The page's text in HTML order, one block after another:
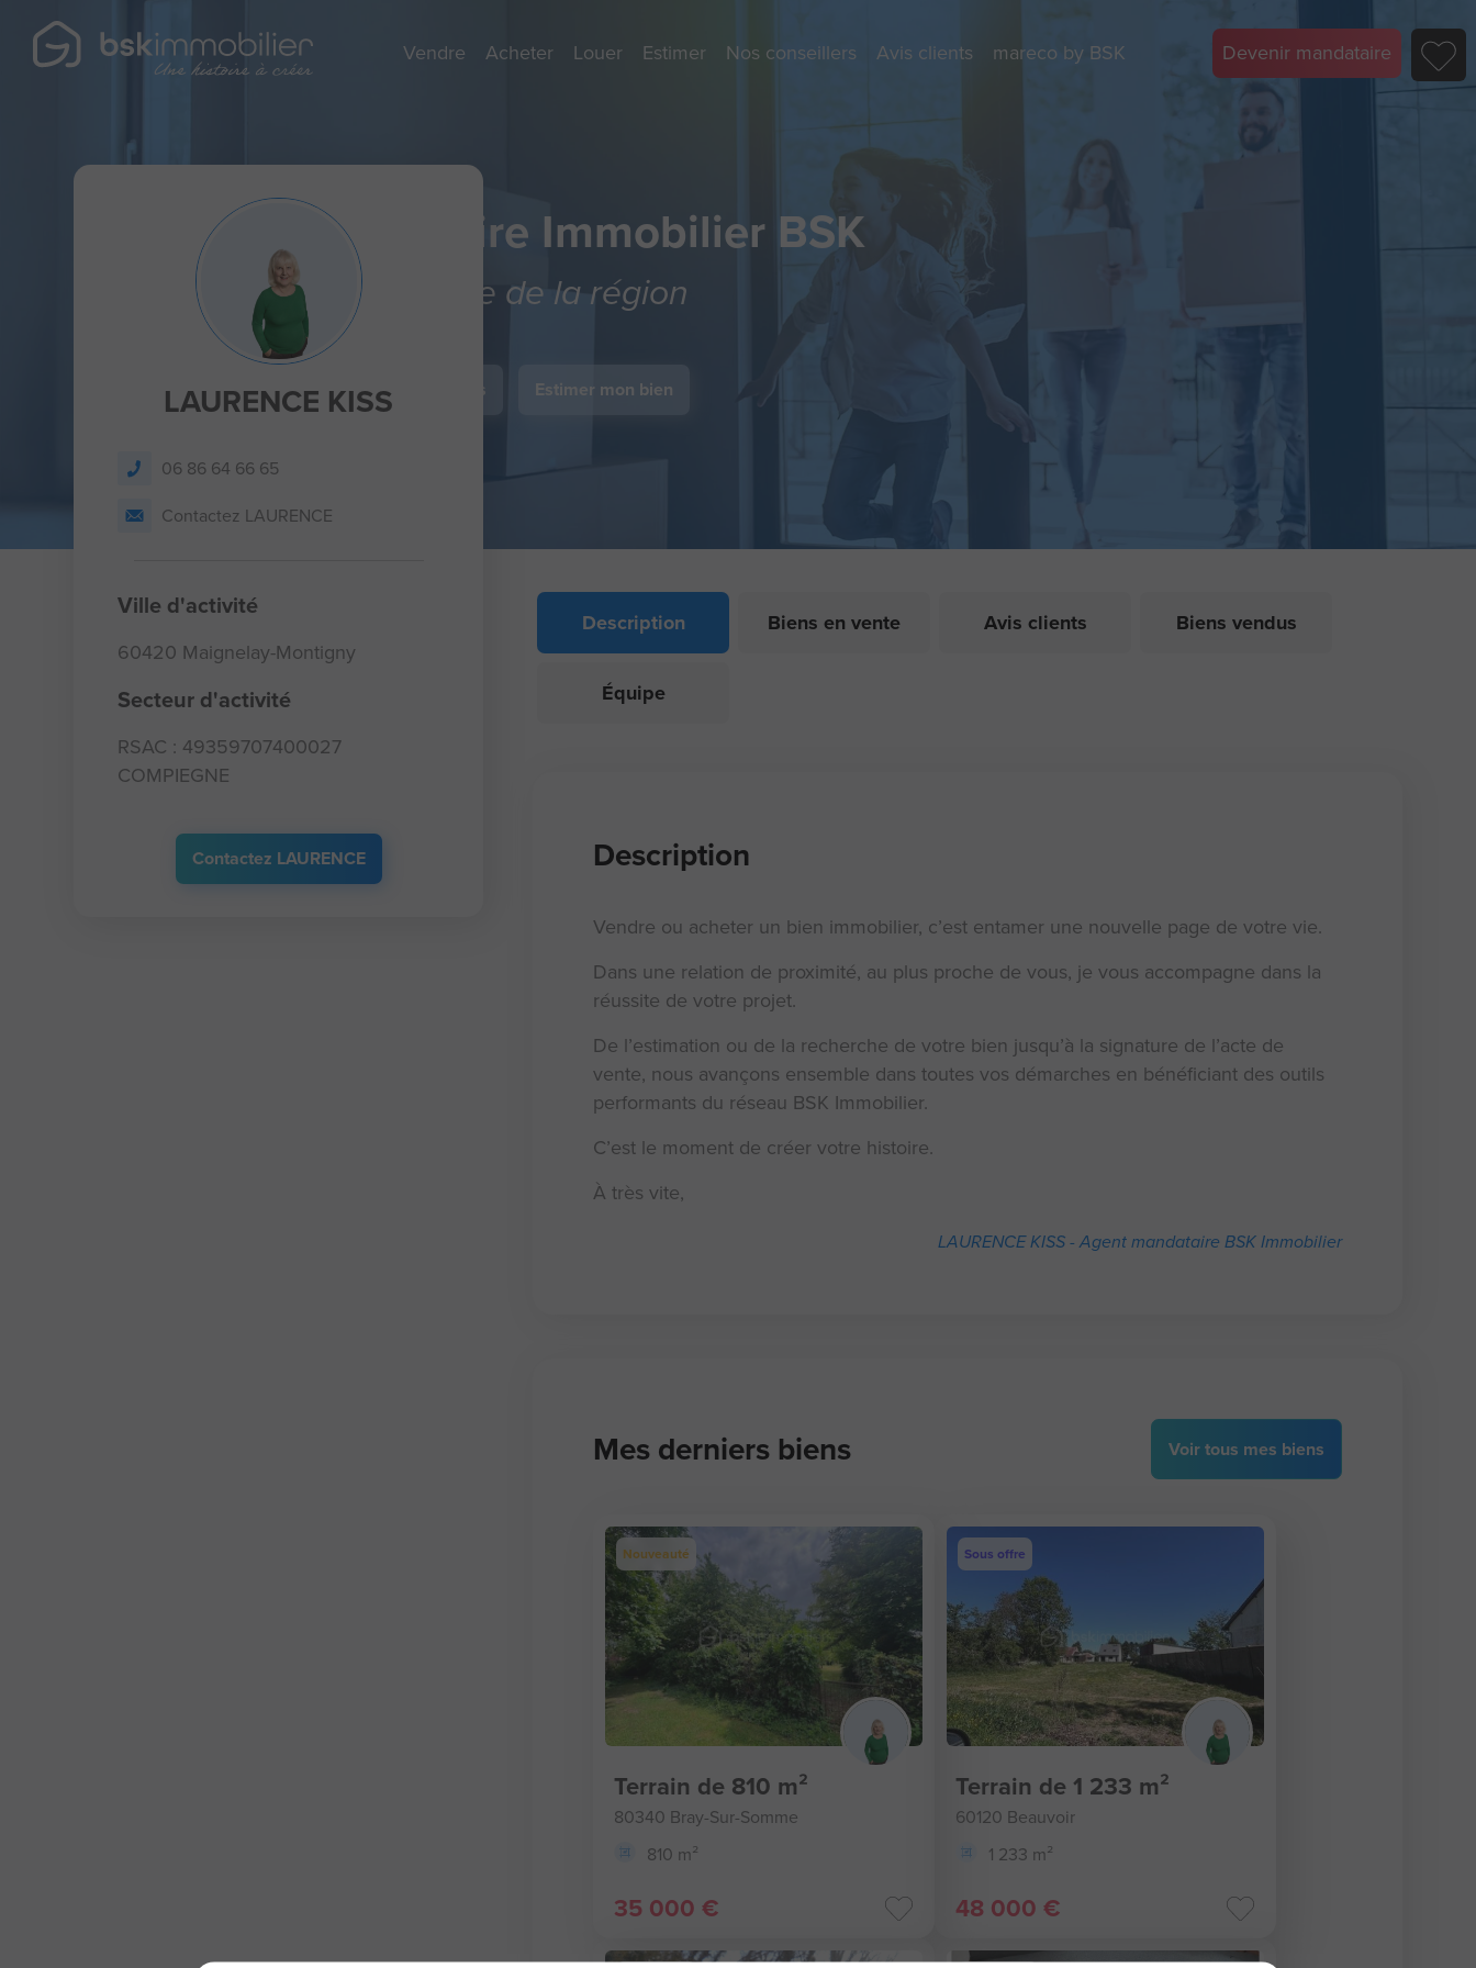
Vendre Acheter Louer Estimer Nos conseillers Avis clients mareco by BSK Devenir mandataire
Agent Mandataire Immobilier BSK
Spécialiste de la région
Je dépose un avis Estimer mon bien
LAURENCE KISS
06 86 64 66 65
Contactez LAURENCE
Ville d'activité
60420 Maignelay-Montigny
Secteur d'activité
RSAC : 49359707400027
COMPIEGNE
Contactez LAURENCE
Description Biens en vente Avis clients Biens vendus
Équipe
Description
Vendre ou acheter un bien immobilier, c’est entamer une nouvelle page de votre vie.
Dans une relation de proximité, au plus proche de vous, je vous accompagne dans la
réussite de votre projet.
De l’estimation ou de la recherche de votre bien jusqu’à la signature de l’acte de
vente, nous avançons ensemble dans toutes vos démarches en bénéficiant des outils
performants du réseau BSK Immobilier.
C’est le moment de créer votre histoire.
À très vite,
LAURENCE KISS - Agent mandataire BSK Immobilier
Mes derniers biens Voirtous mes biens
Nouveauté
Terrain de 810 m²
80340 Bray-Sur-Somme
810 m²
35 000 €
Sous offre
Terrain de 1 233 m²
60120 Beauvoir
1 233 m²
48 000 €